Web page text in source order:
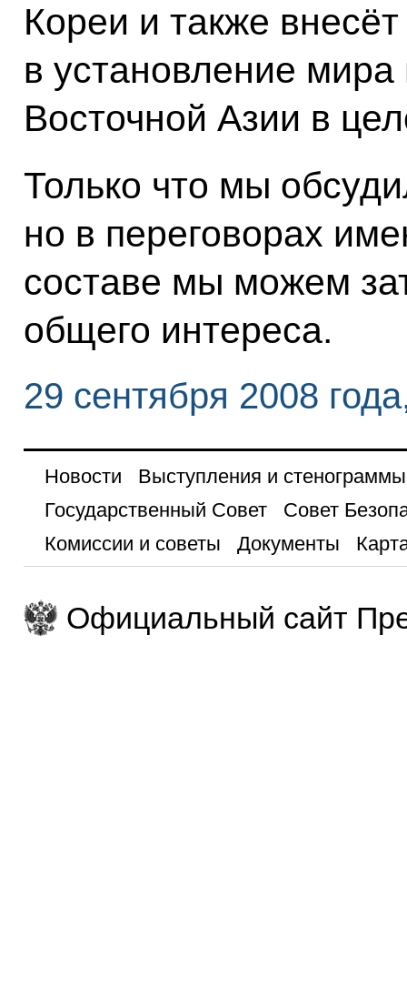
Кореи и также
в установление
Восточной Азии в
Только что мы
но в переговорах
составе мы можем
общего интереса.
29 сентября 2008
Новости
Выступления и стенограммы
Государственный Совет
Совет
Комиссии и советы
Документы
Официальный сайт